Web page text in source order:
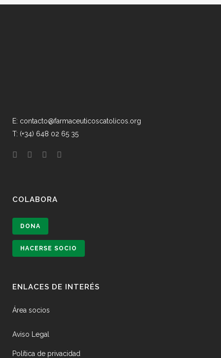
E: contacto@farmaceuticoscatolicos.org
T: (+34) 648 02 65 35
COLABORA
DONA
HACERSE SOCIO
ENLACES DE INTERÉS
Área socios
Aviso Legal
Política de privacidad